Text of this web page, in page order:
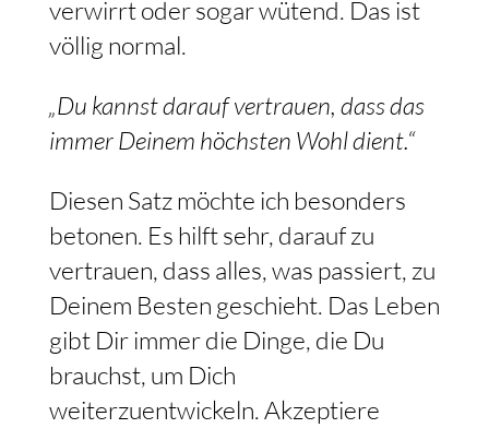
verwirrt oder sogar wütend. Das ist
völlig normal.
„Du kannst darauf vertrauen, dass das
immer Deinem höchsten Wohl dient.“
Diesen Satz möchte ich besonders
betonen. Es hilft sehr, darauf zu
vertrauen, dass alles, was passiert, zu
Deinem Besten geschieht. Das Leben
gibt Dir immer die Dinge, die Du
brauchst, um Dich
weiterzuentwickeln. Akzeptiere